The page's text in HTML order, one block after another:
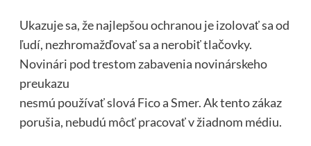
Ukazuje sa, že najlepšou ochranou je izolovať sa od
ľudí, nezhromažďovať sa a nerobiť tlačovky.
Novinári pod trestom zabavenia novinárskeho
preukazu
nesmú používať slová Fico a Smer. Ak tento zákaz
porušia, nebudú môcť pracovať v žiadnom médiu.